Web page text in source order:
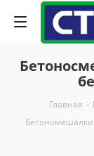
Главная -